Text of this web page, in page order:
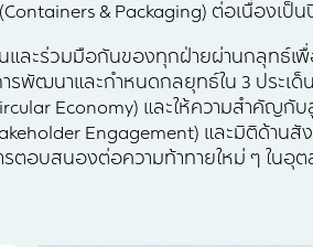
& Packaging) ต่อเนื่องเป็น
และร่วมมือกันของทุกฝ่ายผ่านกลุทธ์เ
รพัฒนาและกำหนดกลยุทธ์ใน 3 ประเด็
Economy) และให้ความสำคัญ
Engagement) และมิติด้า
ตอบสนองต่อความท้าทายใหม่ ๆ ในอุต